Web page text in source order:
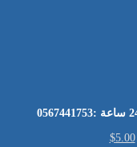
$5.00